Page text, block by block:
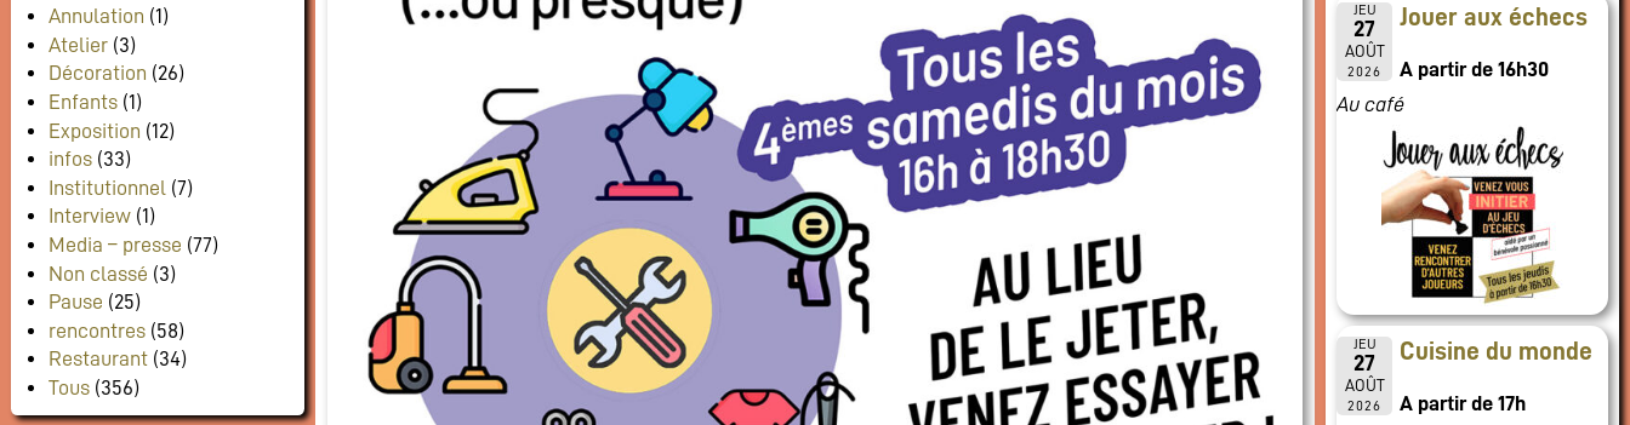
Annulation (1)
Atelier (3)
Décoration (26)
Enfants (1)
Exposition (12)
infos (33)
Institutionnel (7)
Interview (1)
Media – presse (77)
Non classé (3)
Pause (25)
rencontres (58)
Restaurant (34)
Tous (356)
JEU
27
AOÛT
2026
Jouer aux échecs
A partir de 16h30
Au café
JEU
27
AOÛT
2026
Cuisine du monde
A partir de 17h